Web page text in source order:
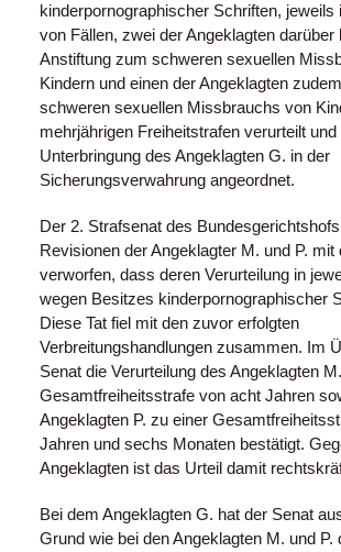
kinderpornographischer Schriften, jeweils
von Fällen, zwei der Angeklagten darüber
Anstiftung zum schweren sexuellen
Kindern und einen der Angeklagten
schweren sexuellen Missbrauchs von
mehrjährigen Freiheitstrafen verurteilt
Unterbringung des Angeklagten G. in der
Sicherungsverwahrung angeordnet.
Der 2. Strafsenat des
Revisionen der Angeklagter M. und P. mit
verworfen, dass deren Verurteilung in
wegen Besitzes kinderpornographischer
Diese Tat fiel mit den zuvor erfolgten
Verbreitungshandlungen zusammen. Im
Senat die Verurteilung des Angeklagten
Gesamtfreiheitsstrafe von acht Jahren
Angeklagten P. zu einer
Jahren und sechs Monaten bestätigt.
Angeklagten ist das Urteil damit
Bei dem Angeklagten G. hat der Senat
Grund wie bei den Angeklagten M. und P.